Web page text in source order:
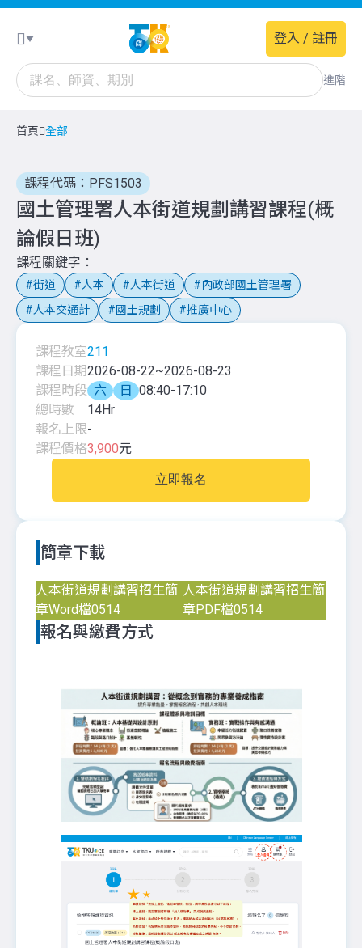
進階
登入 / 註冊
首頁 全部
課程代碼：PFS1503
國土管理署人本街道規劃講習課程(概
論假日班)
課程關鍵字
街道 人本 人本街道
內政部國土管理署
人本交通計
國土規劃 推廣中心
課程教室211
課程日期2026-08-22~2026-08-23
課程時段 六 日 08:40-17:10
總時數
14Hr
報名上限-
課程價格3,900元
立即報名
簡章下載
人本街道規劃講習招生簡
章Word檔0514
人本街道規劃講習招生簡
章PDF檔0514
報名與繳費方式